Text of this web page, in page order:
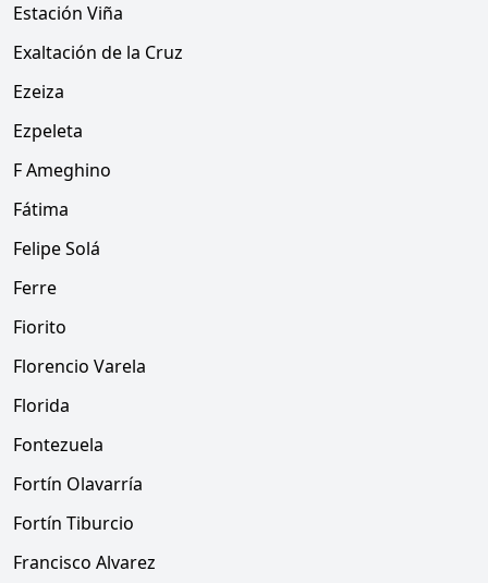
Estación Viña
Exaltación de la Cruz
Ezeiza
Ezpeleta
F Ameghino
Fátima
Felipe Solá
Ferre
Fiorito
Florencio Varela
Florida
Fontezuela
Fortín Olavarría
Fortín Tiburcio
Francisco Alvarez